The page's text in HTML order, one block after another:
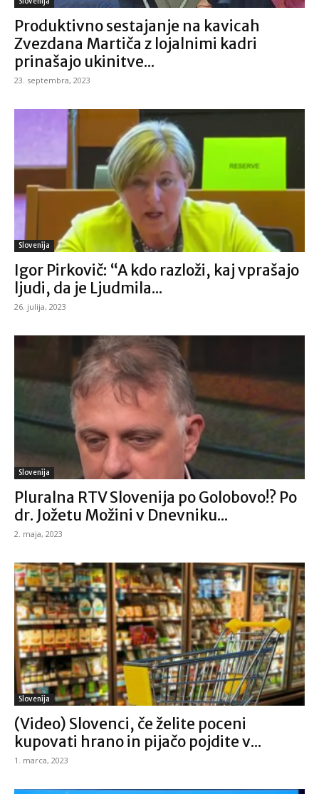
Produktivno sestajanje na kavicah
Zvezdana Martiča z lojalnimi kadri
prinašajo ukinitve...
23. septembra, 2023
Slovenija
Igor Pirkovič: “A kdo razloži, kaj vprašajo
ljudi, da je Ljudmila...
26. julija, 2023
Slovenija
Pluralna RTV Slovenija po Golobovo!? Po
dr. Jožetu Možini v Dnevniku...
2. maja, 2023
Slovenija
(Video) Slovenci, če želite poceni
kupovati hrano in pijačo pojdite v...
1. marca, 2023